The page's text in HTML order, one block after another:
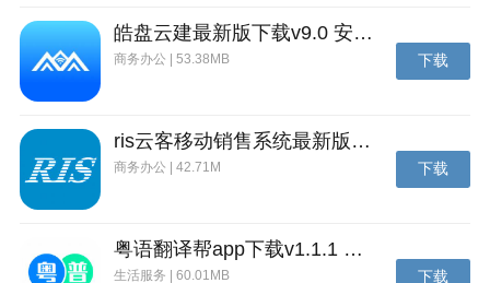
皓盘云建最新版下载v9.0 安卓版
商务办公 | 53.38MB 下载
ris云客移动销售系统最新版下载v1.1.25 安卓手机版
商务办公 | 42.71M 下载
粤语翻译帮app下载v1.1.1 安卓版
生活服务 | 60.01MB 下载